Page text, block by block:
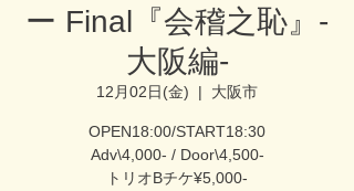
ー Final『会稽之恥』-
大阪編-
12月02日(金)
  |
大阪市
OPEN18:00/START18:30
Adv\4,000- / Door\4,500-
トリオBチケ¥5,000-